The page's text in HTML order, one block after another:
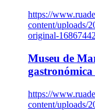
https://
content/uploads/
original-
Museu de
https://
content/uploads/